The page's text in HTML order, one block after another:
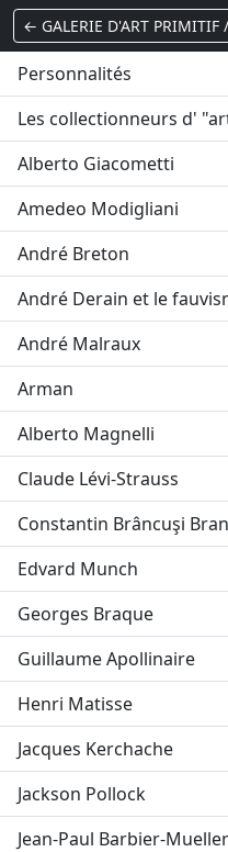
← GALERIE D'ART PRIMITIF
Personnalités
Les collectionneurs d'
Alberto Giacometti
Amedeo Modigliani
André Breton
André Derain et le
André Malraux
Arman
Alberto Magnelli
Claude Lévi-Strauss
Constantin Brâncuşi
Edvard Munch
Georges Braque
Guillaume Apollinaire
Henri Matisse
Jacques Kerchache
Jackson Pollock
Jean-Paul Barbier-Mueller